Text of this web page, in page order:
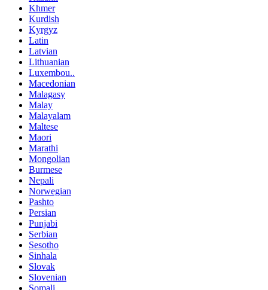
Khmer
Kurdish
Kyrgyz
Latin
Latvian
Lithuanian
Luxembou..
Macedonian
Malagasy
Malay
Malayalam
Maltese
Maori
Marathi
Mongolian
Burmese
Nepali
Norwegian
Pashto
Persian
Punjabi
Serbian
Sesotho
Sinhala
Slovak
Slovenian